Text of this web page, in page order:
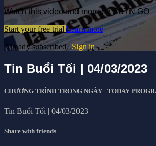
Watch this video and more on SBTN GO
Start your free trial Learn more
Already subscribed? Sign in
Tin Buổi Tối | 04/03/2023
CHƯƠNG TRÌNH TRONG NGÀY | TODAY
Tin Buổi Tối | 04/03/2023
Share with friends